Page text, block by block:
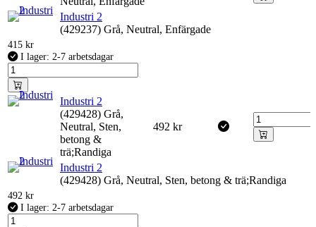
Industri 2
(429237) Grå, Neutral, Enfärgade
415 kr
I lager: 2-7 arbetsdagar
Industri 2
(429428) Grå,
Neutral, Sten,
betong &
trä;Randiga
492 kr
Industri 2
(429428) Grå, Neutral, Sten, betong & trä;Randiga
492 kr
I lager: 2-7 arbetsdagar